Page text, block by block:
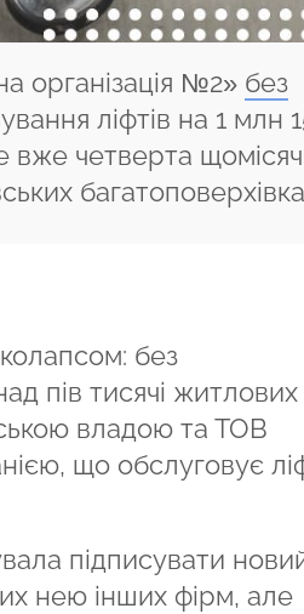
організація №2» без
ліфтів на 1 млн
вже четверта
без
пів тисячі житлових
владою та ТОВ
що обслуговує
підписувати
нею інших фірм, але